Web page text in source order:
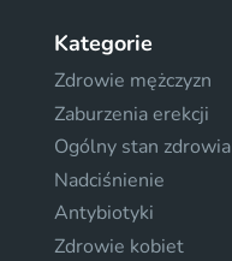
Kategorie
Zdrowie mężczyzn
Zaburzenia erekcji
Ogólny stan zdrowia
Nadciśnienie
Antybiotyki
Zdrowie kobiet